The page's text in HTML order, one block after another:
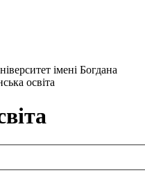
імені Богдана
освіта